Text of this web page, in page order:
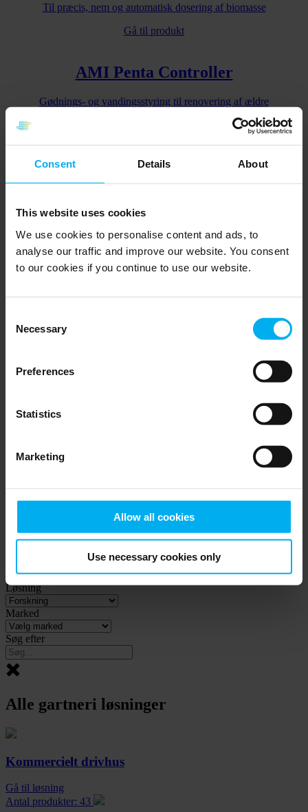
Consent Details About
This website uses cookies
We use cookies to personalise content and ads, to
analyse our traffic and improve our website. You consent
to our cookies if you continue to use our website.
Selection
Necessary
Preferences
Statistics
Marketing
Allow all cookies
Use necessary cookies only
Til præcis, nem og automatisk dosering af biomasse
Gå til produkt
AMI Penta Controller
Gødnings- og vandingsstyring til renovering af ældre
Gå til produkt
Til styring af vandingsventiler - særligt velegnet til gartneri,
kommercielle drivhuse og havecentre.
Gå til produkt
Mesur håndinstrument
Kombineret EC-, pH- og temperaturmåleinstrument
Lad planternes fordampning styre vandingen
Den grundlæggende klimakontrol i ét hus til intuitiv og nem
Løsning
Marked
Søg efter
Alle gartneri løsninger
Kommercielt drivhus
Gå til løsning
Antal produkter: 43